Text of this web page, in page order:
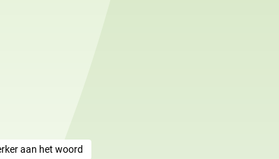
aan het woord